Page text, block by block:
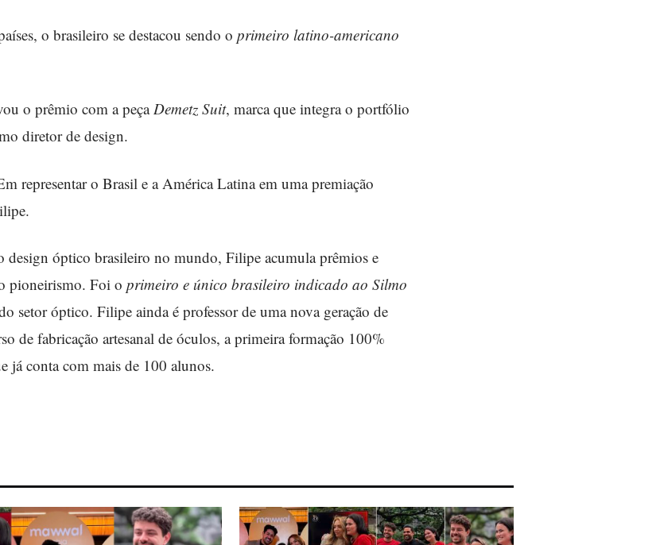
o brasileiro se destacou sendo o primeiro latino-americano
o prêmio com a peçaDemetz Suit, marca que integra o portfólio
diretor de design.
representar o Brasil e a América Latina em uma premiação
design óptico brasileiro no mundo, Filipe acumula prêmios e
pioneirismo. Foi o primeiro e único brasileiro indicado ao Silmo
setor óptico. Filipe ainda é professor de uma nova geração de
de fabricação artesanal de óculos, a primeira formação 100%
já conta com mais de 100 alunos.